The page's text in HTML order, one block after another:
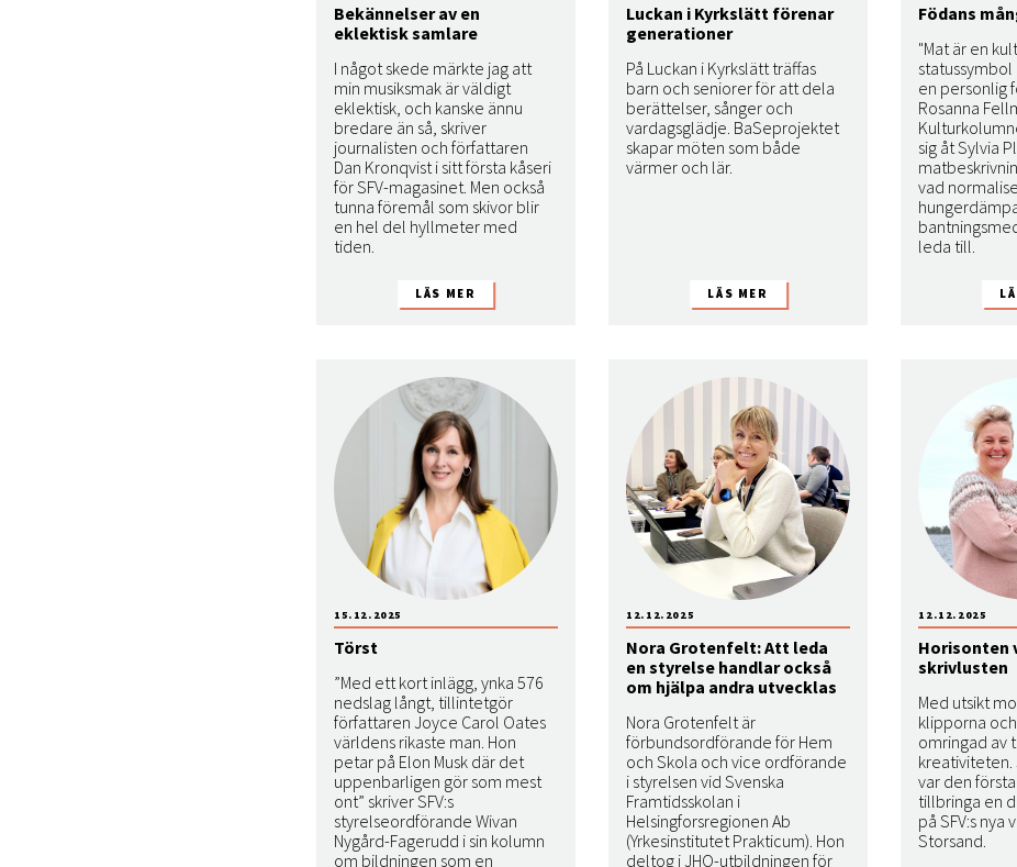
Bekännelser av en
eklektisk samlare
I något skede märkte jag att
min musiksmak är väldigt
eklektisk, och kanske ännu
bredare än så, skriver
journalisten och författaren
Dan Kronqvist i sitt första kåseri
för SFV-magasinet. Men också
tunna föremål som skivor blir
en hel del hyllmeter med
tiden.
Luckan i Kyrkslätt förenar
generationer
På Luckan i Kyrkslätt träffas
barn och seniorer för att dela
berättelser, sånger och
vardagsglädje. BaSeprojektet
skapar möten som både
värmer och lär.
Födans
"Mat är en
en personlig
Rosanna
sig åt Sylvia
vad
leda till.
Törst
”Med ett kort inlägg, ynka 576
nedslag långt, tillintetgör
författaren Joyce Carol Oates
världens rikaste man. Hon
petar på Elon Musk där det
uppenbarligen gör som mest
ont” skriver SFV:s
styrelseordförande Wivan
Nygård-Fagerudd i sin kolumn
om bildningen som en
15.12.2025
Nora Grotenfelt: Att leda
en styrelse handlar också
om hjälpa andra utvecklas
Nora Grotenfelt är
förbundsordförande för Hem
och Skola och vice ordförande
i styrelsen vid Svenska
Framtidsskolan i
Helsingforsregionen Ab
(Yrkesinstitutet Prakticum). Hon
deltog i JHO-utbildningen för
12.12.2025
Horisonten
skrivlusten
Med utsikt
klipporna
omringad av
kreativiteten.
var den
tillbringa en
på SFV:s nya
Storsand.
12.12.2025